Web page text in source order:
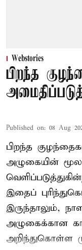
Webstories
பிறந்த
Published on: 08 Aug
பிறந்த
அழுகையின்
இதைப்
இருந்தாலும்,
அழுகைக்கான
அறிந்துகொள்ள